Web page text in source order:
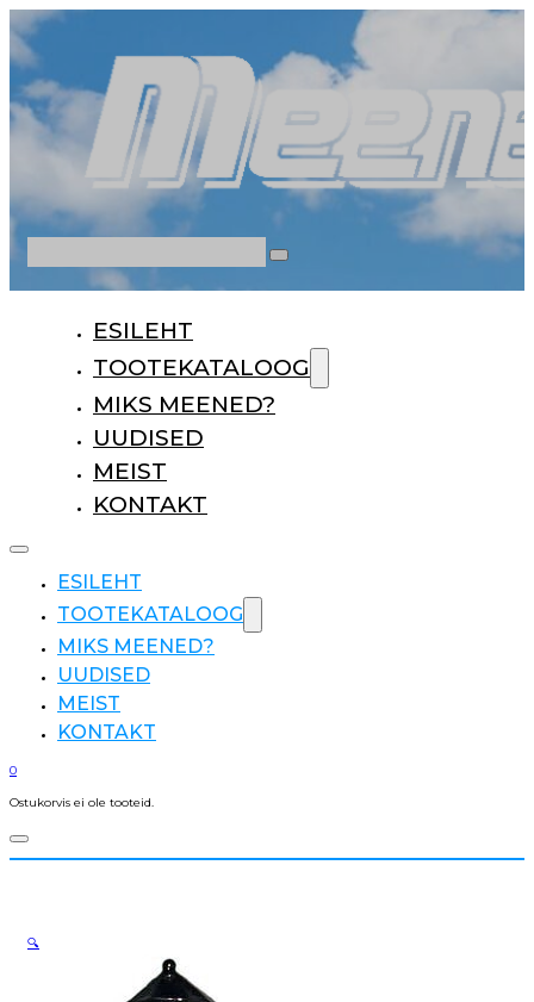
ESILEHT
TOOTEKATALOOG
MIKS MEENED?
UUDISED
MEIST
KONTAKT
ESILEHT
TOOTEKATALOOG
MIKS MEENED?
UUDISED
MEIST
KONTAKT
0
Ostukorvis ei ole tooteid.
🔍